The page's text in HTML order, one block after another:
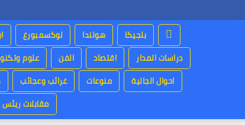
بلجيكا هولندا لوكسمبورغ
دراسات المدار
اقتصاد الفن علوم
احوال الجالية
منوعات غرائب وعجائب
مقابلات ريئس